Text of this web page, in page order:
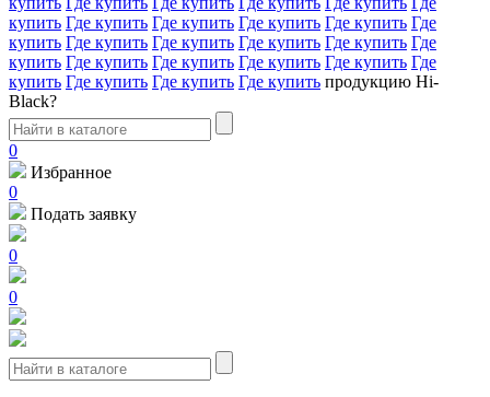
купить Где купить Где купить Где купить Где купить Где
купить Где купить Где купить Где купить Где купить Где
купить Где купить Где купить Где купить Где купить Где
купить Где купить Где купить Где купить продукцию Hi-
Black?
0
Избранное
0
Подать заявку
0
0